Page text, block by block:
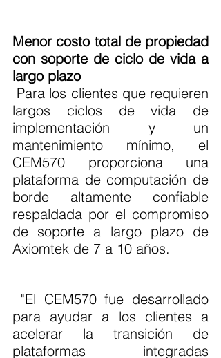
Menor costo total de propiedad
con soporte de ciclo de vida a
largo plazo
largos ciclos de vida de
implementación y un
mantenimiento mínimo, el
CEM570 proporciona una
plataforma de computación de
borde altamente confiable
respaldada por el compromiso
de soporte a largo plazo de
Axiomtek de 7 a 10 años.
para ayudar a los clientes a
acelerar la transición de
plataformas integradas